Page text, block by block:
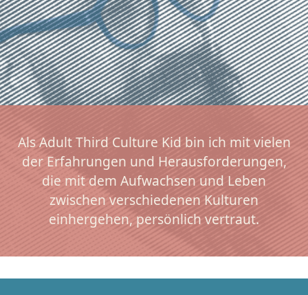
Als Adult Third Culture Kid bin ich mit vielen
der Erfahrungen und Herausforderungen,
die mit dem Aufwachsen und Leben
zwischen verschiedenen Kulturen
einhergehen, persönlich vertraut.